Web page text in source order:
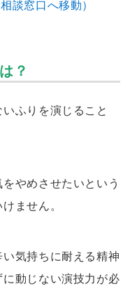
談窓口へ移動）
？
ふりを演じること
やめさせたいという
ません。
気持ちに耐える精神
動じない演技力が必